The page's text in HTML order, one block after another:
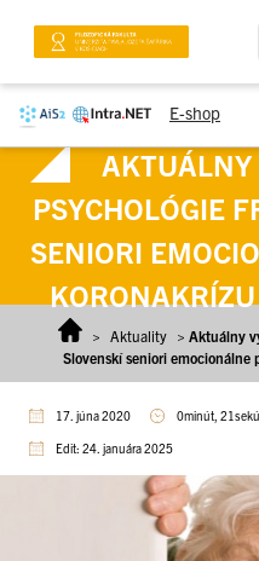
E-shop
AKTUÁLNY
PSYCHOLÓGIE
SENIORI
> Aktuality > Aktuálny
Slovenskí seniori
17. júna 2020 0minút,
Edit: 24. januára 2025